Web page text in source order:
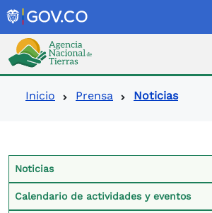
Logo Agencia Nacional de Tierras
Ruta de navegación
Inicio Prensa Noticias
Contexto Prensa
Noticias
Calendario de actividades y eventos